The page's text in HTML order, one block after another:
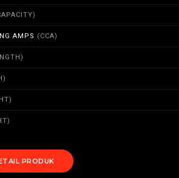
AMPS (CCA)
PRODUK